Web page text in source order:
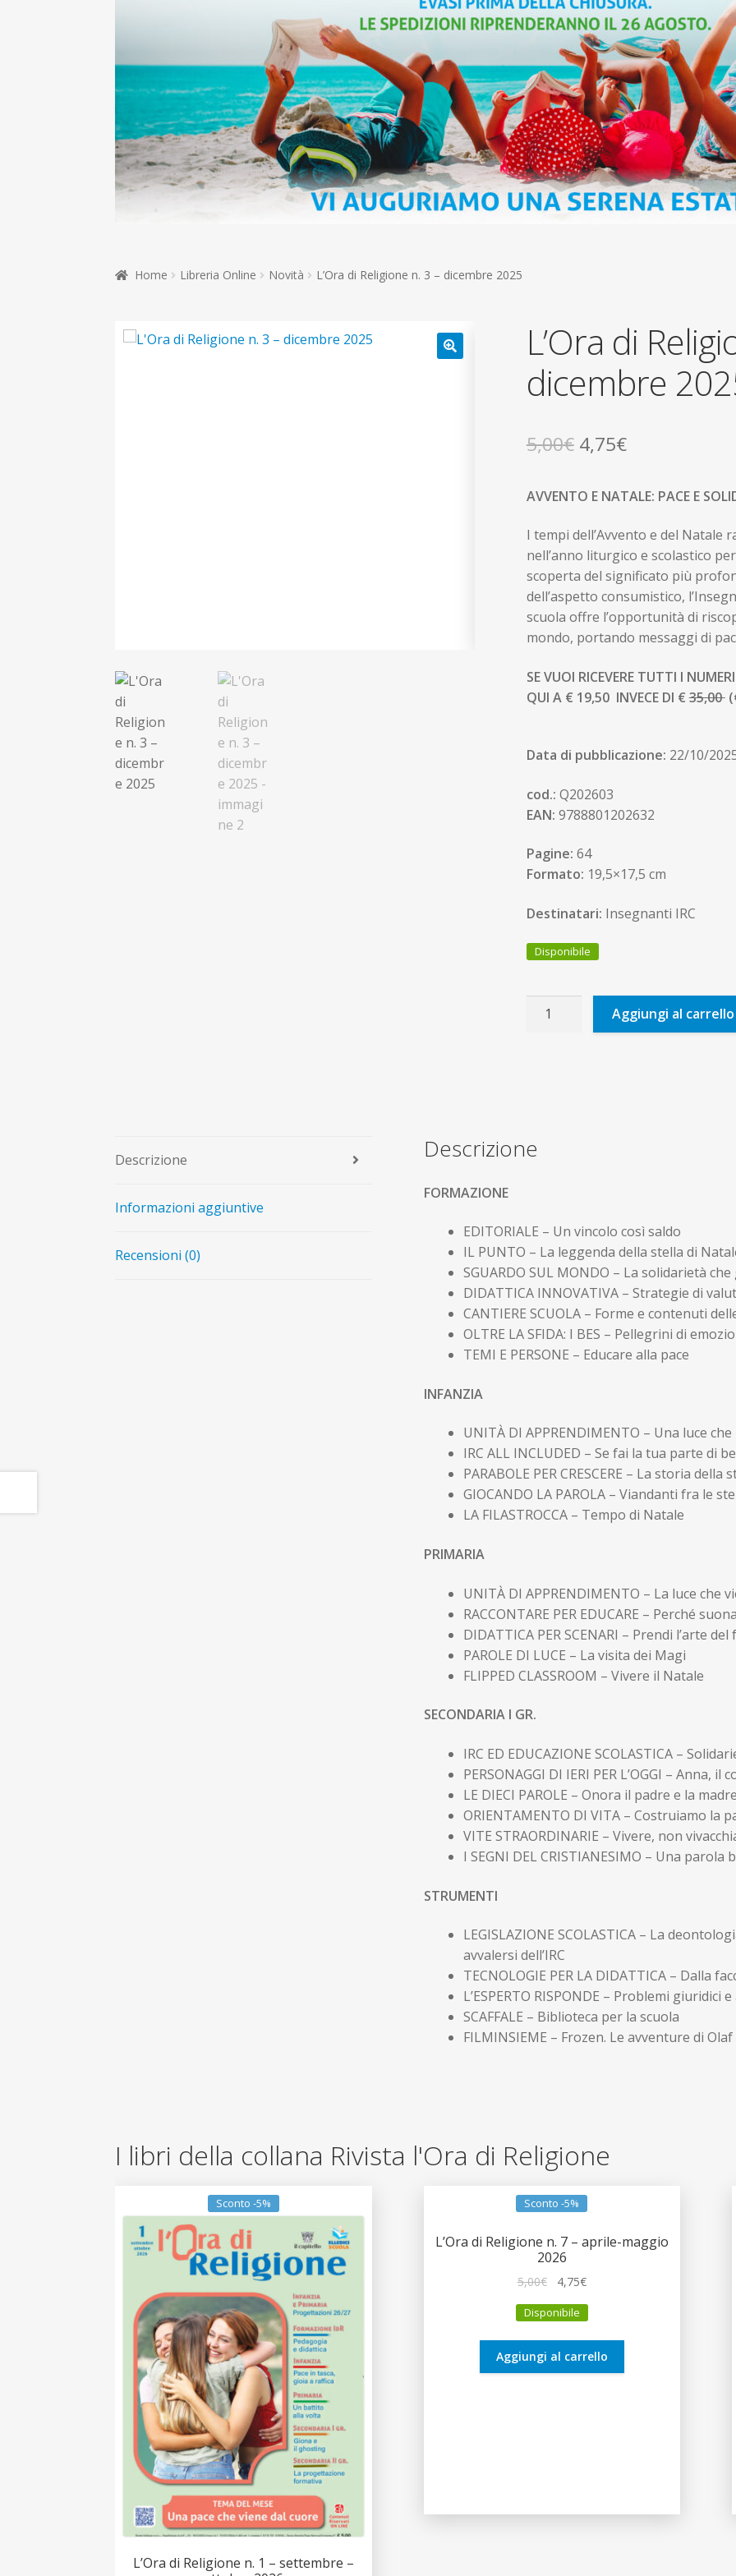
Home Libreria Online Novità L’Ora di Religione n. 3 – dicembre 2025
L’Ora di
dicembre
5,00€ Il
originale
era:
5,00€.
4,75€Il
attuale
è:
4,75€.
AVVENTO E NATALE: PACE E
I tempi dell’Avvento e del
nell’anno liturgico e scolastico
scoperta del significato più
dell’aspetto consumistico,
scuola offre l’opportunità di
mondo, portando messaggi di
SE VUOI RICEVERE TUTTI I
QUI A € 19,50 INVECE DI €35,00
Data di pubblicazione: 22/10/
cod.: Q202603
EAN: 9788801202632
Pagine: 64
Formato: 19,5×17,5 cm
Destinatari: Insegnanti IRC
Disponibile
L'Ora
2025
Aggiungi al carrello
Descrizione
Informazioni aggiuntive
Recensioni (0)
Descrizione
FORMAZIONE
EDITORIALE – Un vincolo così saldo
IL PUNTO – La leggenda della stella di
SGUARDO SUL MONDO – La solidarietà
DIDATTICA INNOVATIVA – Strategie di
CANTIERE SCUOLA – Forme e contenuti
OLTRE LA SFIDA: I BES – Pellegrini di
TEMI E PERSONE – Educare alla pace
INFANZIA
UNITÀ DI APPRENDIMENTO – Una luce
IRC ALL INCLUDED – Se fai la tua parte di
PARABOLE PER CRESCERE – La storia
GIOCANDO LA PAROLA – Viandanti fra le
LA FILASTROCCA – Tempo di Natale
PRIMARIA
UNITÀ DI APPRENDIMENTO – La luce che
RACCONTARE PER EDUCARE – Perché
DIDATTICA PER SCENARI – Prendi l’arte
PAROLE DI LUCE – La visita dei Magi
FLIPPED CLASSROOM – Vivere il Natale
SECONDARIA I GR.
IRC ED EDUCAZIONE SCOLASTICA –
PERSONAGGI DI IERI PER L’OGGI – Anna,
LE DIECI PAROLE – Onora il padre e la
ORIENTAMENTO DI VITA – Costruiamo la
VITE STRAORDINARIE – Vivere, non
I SEGNI DEL CRISTIANESIMO – Una parola
STRUMENTI
LEGISLAZIONE SCOLASTICA – La
avvalersi dell’IRC
TECNOLOGIE PER LA DIDATTICA – Dalla
L’ESPERTO RISPONDE – Problemi giuridici
SCAFFALE – Biblioteca per la scuola
FILMINSIEME – Frozen. Le avventure di Olaf
I libri della collana Rivista l'Ora di Religione
Sconto -5%
L’Ora di Religione n. 1 – settembre –
Sconto -5%
L’Ora di Religione n. 7 – aprile-maggio
2026
5,00€
originale
5,00€.
4,75€Il
attuale
4,75€.
Disponibile
Aggiungi al carrello